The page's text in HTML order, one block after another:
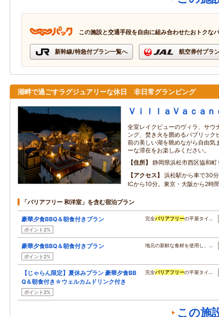
この施設と交通手段を自由に組み合わせたおトクな
新幹線/特急付プラン一覧へ 航空券付プラ
湖畔で過ごすラグジュアリーな休日 非日常グランピング
ＶｉｌｌａＶａｃａｎ
全室レイクビューのヴィラ、サウ
ング、焚き火を囲めるパブリック
前の美しい湖を眺めながら自由気
ーな滞在をお楽しみください。
住所
静岡県浜松市西区協和町
アクセス
浜松駅から車で30
ICから10分。東京・大阪から2時
「バリアフリー 和洋室」を含む宿泊プラン
豪華夕食BBQ＆朝食付きプラン
ポイント2%
完全バリアフリーの平屋タイ…
豪華夕食BBQ＆朝食付きプラン
ポイント2%
地元の新鮮な食材を使用し、…
【じゃらん限定】夏休みプラン 豪華夕食BB
Q＆朝食付き☆ウェルカムドリンク付き
ポイント2%
完全バリアフリーの平屋タイ…
この施